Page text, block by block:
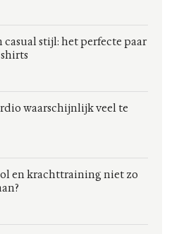
casual stijl: het perfecte paar
waarschijnlijk veel te
en krachttraining niet zo